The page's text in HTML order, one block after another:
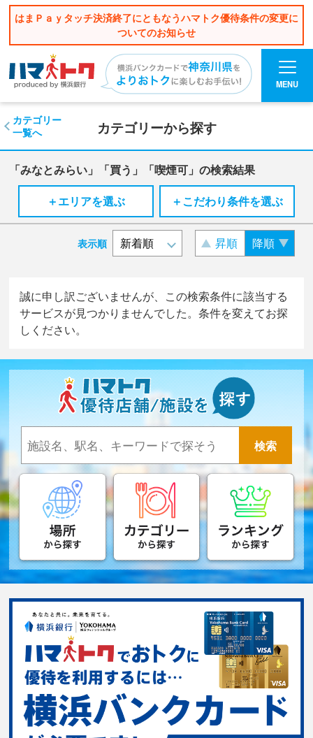
はまＰａｙタッチ決済終了にともなうハマトク優待条件の変更に
ついてのお知らせ
MENU
カテゴリーから探す
カテゴリー
一覧へ
「みなとみらい」「買う」「喫煙可」の検索結果
＋エリアを選ぶ
＋こだわり条件を選ぶ
表示順 昇順 降順
誠に申し訳ございませんが、この検索条件に該当する
サービスが見つかりませんでした。条件を変えてお探
しください。